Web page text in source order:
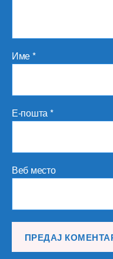
Име*
Е-пошта*
Веб место